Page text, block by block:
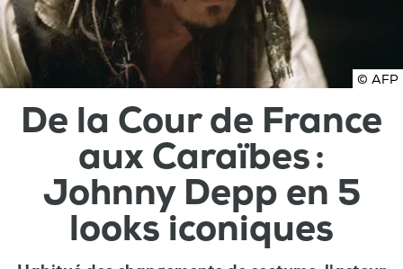
© AFP
De la Cour de France
aux Caraïbes :
Johnny Depp en 5
looks iconiques